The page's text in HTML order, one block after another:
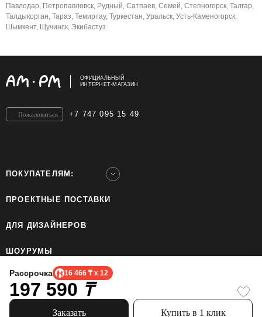
Рассрочка 16 466 ₸ x 12
197 590 ₸
Заказать Купить в 1 клик
Павлодар, Петропавловск, Рудный, Сатпаев, Семей, Степногорск, Талгар,
Талдыкорган, Тараз, Темиртау, Туркестан, Уральск, Усть-Каменогорск,
Шымкент, Щучинск, Экибастуз
ОФИЦИАЛЬНЫЙ
ИНТЕРНЕТ-МАГАЗИН
+7 747 095 15 49
Пожаловаться
ПОКУПАТЕЛЯМ:
ПРОЕКТНЫЕ ПОСТАВКИ
ДЛЯ ДИЗАЙНЕРОВ
ШОУРУМЫ
ТОО «Home Ecology Center (Хоум Иколэджи Сэнтэ)», БИН: 190640023562. Все права
Политика конфиденциальности.
Официальный сайт бренда AM.PM использует cookie, чтобы сделать пользование